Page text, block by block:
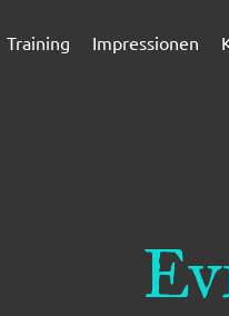
Training Impressionen